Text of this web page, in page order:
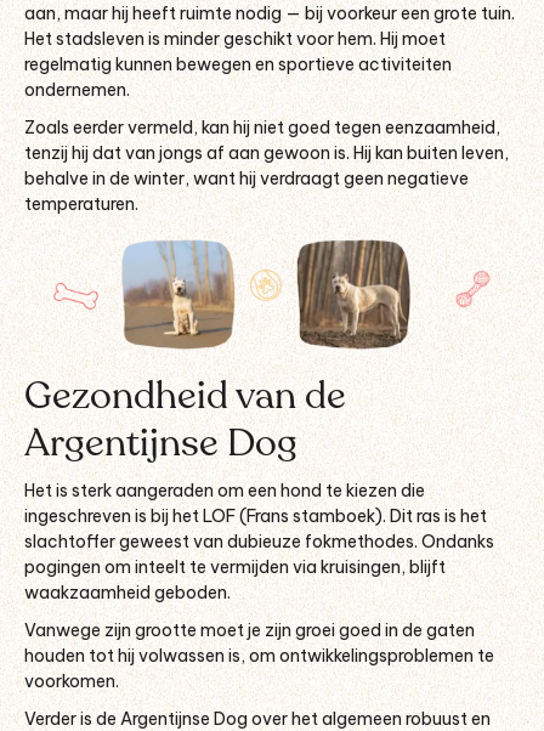
aan, maar hij heeft ruimte nodig — bij voorkeur een grote tuin.
Het stadsleven is minder geschikt voor hem. Hij moet
regelmatig kunnen bewegen en sportieve activiteiten
ondernemen.
Zoals eerder vermeld, kan hij niet goed tegen eenzaamheid,
tenzij hij dat van jongs af aan gewoon is. Hij kan buiten leven,
behalve in de winter, want hij verdraagt geen negatieve
temperaturen.
Gezondheid van de
Argentijnse Dog
Het is sterk aangeraden om een hond te kiezen die
ingeschreven is bij het LOF (Frans stamboek). Dit ras is het
slachtoffer geweest van dubieuze fokmethodes. Ondanks
pogingen om inteelt te vermijden via kruisingen, blijft
waakzaamheid geboden.
Vanwege zijn grootte moet je zijn groei goed in de gaten
houden tot hij volwassen is, om ontwikkelingsproblemen te
voorkomen.
Verder is de Argentijnse Dog over het algemeen robuust en